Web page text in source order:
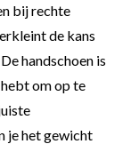
bij rechte
de kans
handschoen is
om op te
je het gewicht